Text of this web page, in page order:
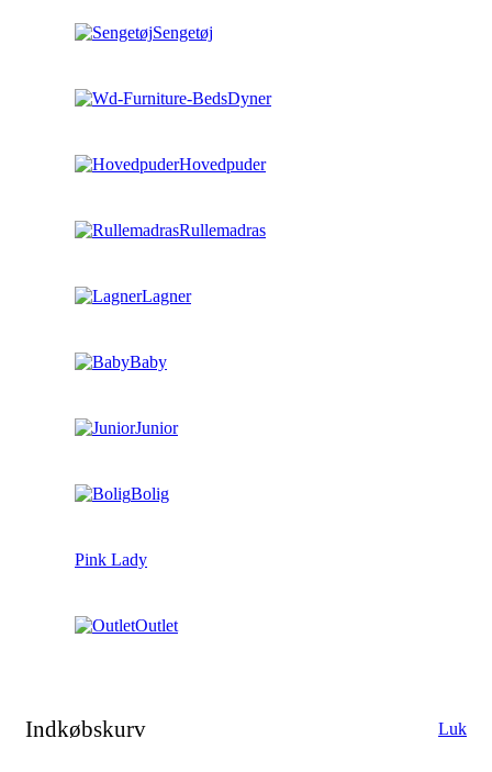
Sengetøj
Dyner
Hovedpuder
Rullemadras
Lagner
Baby
Junior
Bolig
Pink Lady
Outlet
Indkøbskurv Luk